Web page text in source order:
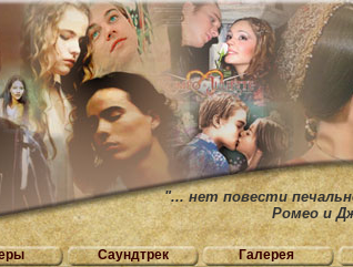
"... нет повести
Ромео и
Саундтрек Галерея